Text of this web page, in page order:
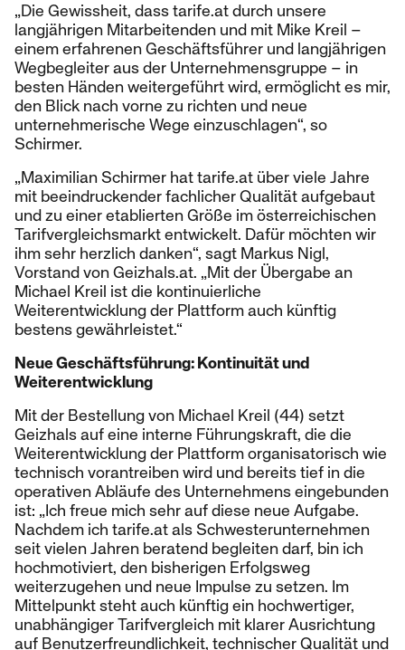
„Die Gewissheit, dass tarife.at durch unsere
langjährigen Mitarbeitenden und mit Mike Kreil –
einem erfahrenen Geschäftsführer und langjährigen
Wegbegleiter aus der Unternehmensgruppe – in
besten Händen weitergeführt wird, ermöglicht es mir,
den Blick nach vorne zu richten und neue
unternehmerische Wege einzuschlagen“, so
Schirmer.
„Maximilian Schirmer hat tarife.at über viele Jahre
mit beeindruckender fachlicher Qualität aufgebaut
und zu einer etablierten Größe im österreichischen
Tarifvergleichsmarkt entwickelt. Dafür möchten wir
ihm sehr herzlich danken“, sagt Markus Nigl,
Vorstand von Geizhals.at. „Mit der Übergabe an
Michael Kreil ist die kontinuierliche
Weiterentwicklung der Plattform auch künftig
bestens gewährleistet.“
Neue Geschäftsführung: Kontinuität und
Weiterentwicklung
Mit der Bestellung von Michael Kreil (44) setzt
Geizhals auf eine interne Führungskraft, die die
Weiterentwicklung der Plattform organisatorisch wie
technisch vorantreiben wird und bereits tief in die
operativen Abläufe des Unternehmens eingebunden
ist: „Ich freue mich sehr auf diese neue Aufgabe.
Nachdem ich tarife.at als Schwesterunternehmen
seit vielen Jahren beratend begleiten darf, bin ich
hochmotiviert, den bisherigen Erfolgsweg
weiterzugehen und neue Impulse zu setzen. Im
Mittelpunkt steht auch künftig ein hochwertiger,
unabhängiger Tarifvergleich mit klarer Ausrichtung
auf Benutzerfreundlichkeit, technischer Qualität und